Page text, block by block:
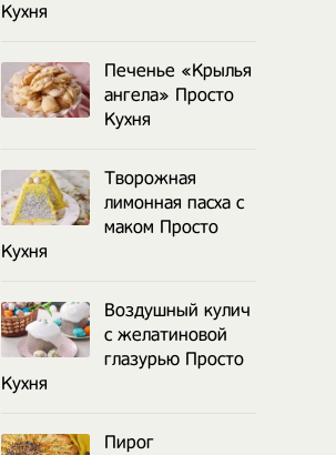
Кухня
Печенье «Крылья
ангела» Просто
Кухня
Творожная
лимонная пасха с
маком Просто
Кухня
Воздушный кулич
с желатиновой
глазурью Просто
Кухня
Пирог